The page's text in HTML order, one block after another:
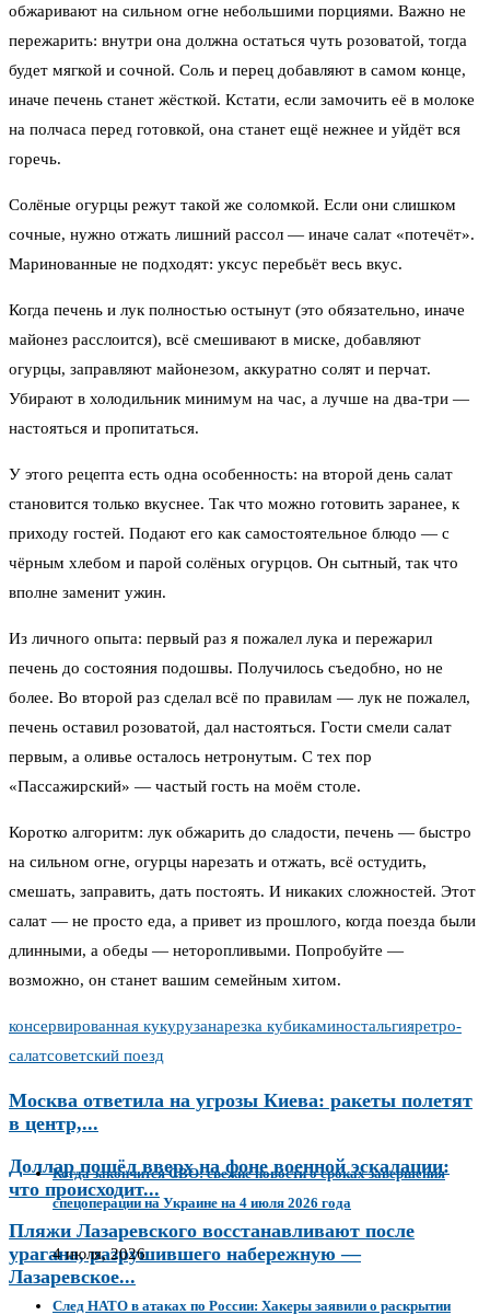
обжаривают на сильном огне небольшими порциями. Важно не
пережарить: внутри она должна остаться чуть розоватой, тогда
будет мягкой и сочной. Соль и перец добавляют в самом конце,
иначе печень станет жёсткой. Кстати, если замочить её в молоке
на полчаса перед готовкой, она станет ещё нежнее и уйдёт вся
горечь.
Солёные огурцы режут такой же соломкой. Если они слишком
сочные, нужно отжать лишний рассол — иначе салат «потечёт».
Маринованные не подходят: уксус перебьёт весь вкус.
Когда печень и лук полностью остынут (это обязательно, иначе
майонез расслоится), всё смешивают в миске, добавляют
огурцы, заправляют майонезом, аккуратно солят и перчат.
Убирают в холодильник минимум на час, а лучше на два-три —
настояться и пропитаться.
У этого рецепта есть одна особенность: на второй день салат
становится только вкуснее. Так что можно готовить заранее, к
приходу гостей. Подают его как самостоятельное блюдо — с
чёрным хлебом и парой солёных огурцов. Он сытный, так что
вполне заменит ужин.
Из личного опыта: первый раз я пожалел лука и пережарил
печень до состояния подошвы. Получилось съедобно, но не
более. Во второй раз сделал всё по правилам — лук не пожалел,
печень оставил розоватой, дал настояться. Гости смели салат
первым, а оливье осталось нетронутым. С тех пор
«Пассажирский» — частый гость на моём столе.
Коротко алгоритм: лук обжарить до сладости, печень — быстро
на сильном огне, огурцы нарезать и отжать, всё остудить,
смешать, заправить, дать постоять. И никаких сложностей. Этот
салат — не просто еда, а привет из прошлого, когда поезда были
длинными, а обеды — неторопливыми. Попробуйте —
возможно, он станет вашим семейным хитом.
консервированная кукурузанарезка кубикаминостальгияретро-
салатсоветский поезд
Москва ответила на угрозы Киева: ракеты полетят
в центр,...
Доллар пошёл вверх на фоне военной эскалации:
что происходит...
Пляжи Лазаревского восстанавливают после
урагана, разрушившего набережную —
Лазаревское...
Когда закончится СВО: свежие новости о сроках завершения
спецоперации на Украине на 4 июля 2026 года
4 июля, 2026
След НАТО в атаках по России: Хакеры заявили о раскрытии